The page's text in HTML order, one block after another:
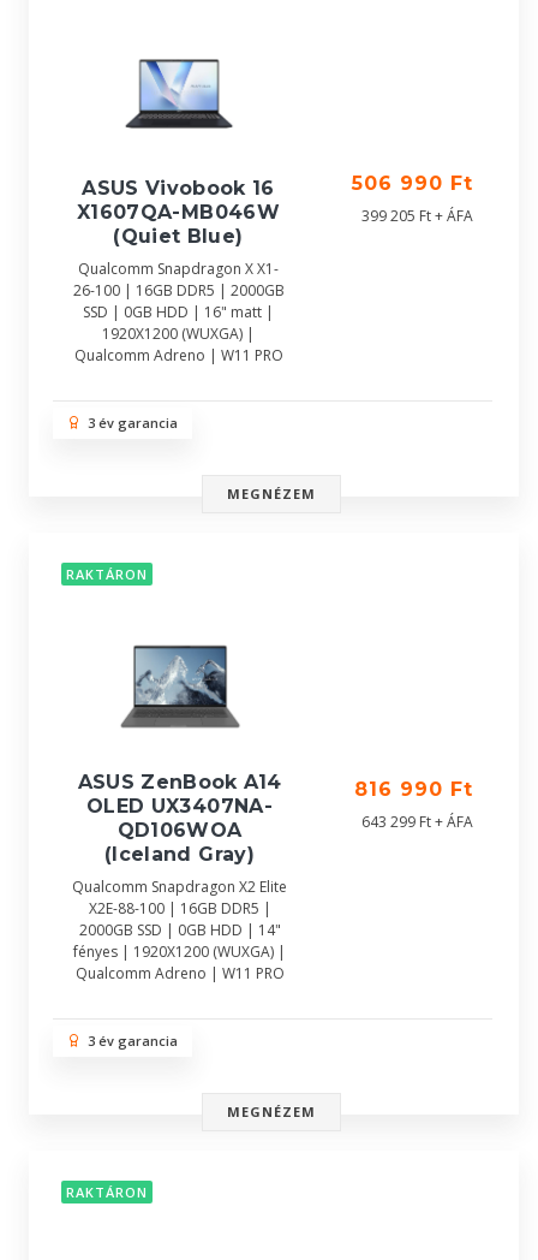
ASUS Vivobook 16
X1607QA-MB046W
(Quiet Blue)
Qualcomm Snapdragon X X1-
26-100 | 16GB DDR5 | 2000GB
SSD | 0GB HDD | 16" matt |
1920X1200 (WUXGA) |
Qualcomm Adreno | W11 PRO
506 990 Ft
399 205 Ft + ÁFA
3 év garancia
MEGNÉZEM
RAKTÁRON
ASUS ZenBook A14
OLED UX3407NA-
QD106WOA
(Iceland Gray)
Qualcomm Snapdragon X2 Elite
X2E-88-100 | 16GB DDR5 |
2000GB SSD | 0GB HDD | 14"
fényes | 1920X1200 (WUXGA) |
Qualcomm Adreno | W11 PRO
816 990 Ft
643 299 Ft + ÁFA
3 év garancia
MEGNÉZEM
RAKTÁRON